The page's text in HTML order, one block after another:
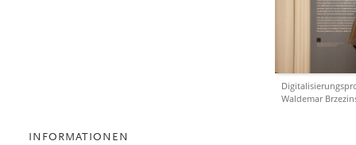
Waldemar
INFORMATIONEN